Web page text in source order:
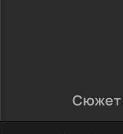
Сюжет